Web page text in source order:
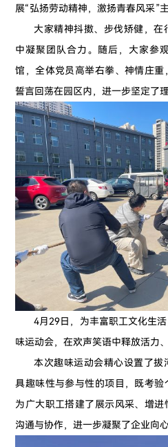
展“弘扬劳动精神，激扬青春风采”
大家精神抖擞、步伐矫健，
中凝聚团队合力。随后，大家参
馆，全体党员高举右拳、神情庄
誓言回荡在园区内，进一步坚定了
4月29日，为丰富职工文化生
味运动会，在欢声笑语中释放活力
本次趣味运动会精心设置了
具趣味性与参与性的项目，既考验
为广大职工搭建了展示风采、增
沟通与协作，进一步凝聚了企业向心